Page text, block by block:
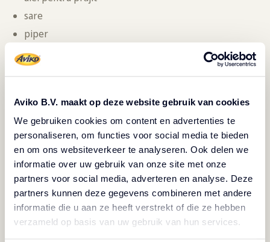
Aviko B.V. maakt op deze website gebruik van cookies
We gebruiken cookies om content en advertenties te
personaliseren, om functies voor social media te bieden
en om ons websiteverkeer te analyseren. Ook delen we
informatie over uw gebruik van onze site met onze
partners voor social media, adverteren en analyse. Deze
partners kunnen deze gegevens combineren met andere
informatie die u aan ze heeft verstrekt of die ze hebben
verzameld op basis van uw gebruik van hun services.
sare
piper
Se spală dovleceii sau zucchini și se taie rondele sau felii
legumele nu sunt fragede, se scoate partea cu semințe.
Se presară cu sare și se lasă să stea timp de 20 de
minute. Se scurge apoi zeama și se șterg feliile de
legume cu un prosop de hârtie, pentru a deveni cât mai
crocante la prăjit.
Se tăvălesc în făină, apoi în ou bătut și în final în pesmet.
Când operațiunile sunt finalizate, se scutură de excesul